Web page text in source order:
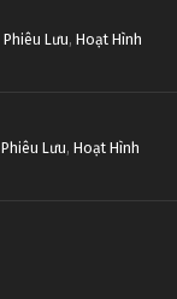
Phiêu Lưu, Hoạt Hình
Phiêu Lưu, Hoạt Hình